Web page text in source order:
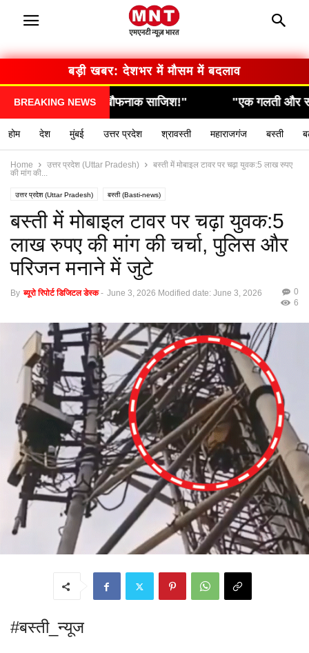
बड़ी खबर: देशभर में मौसम में बदलाव
BREAKING NEWS
खौफनाक साजिश!" "एक गलती और सब कुछ खत्म…
होम देश मुंबई उत्तर प्रदेश श्रावस्ती महाराजगंज बस्ती
Home उत्तर प्रदेश (Uttar Pradesh)
बस्ती में मोबाइल टावर पर चढ़ा युवक:5 लाख रुपए
की मांग की...
उत्तर प्रदेश (Uttar Pradesh) बस्ती (Basti-news)
यूपी लेटेस्ट न्यूज हिन्दी (UP latest news hindi)
बस्ती में मोबाइल टावर पर चढ़ा युवक:5
लाख रुपए की मांग की चर्चा, पुलिस और
परिजन मनाने में जुटे
By ब्यूरो रिपोर्ट डिजिटल डेस्क - June 3, 2026 Modified date: June 3, 2026
0
6
#बस्ती_न्यूज